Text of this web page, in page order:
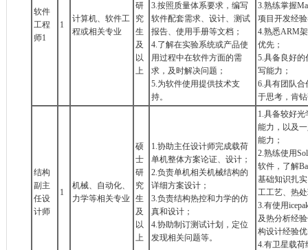
软件
工程
师1
1
计算机、软件工
程或相关专业
研
究
生
及
以
上
3.按照质量体系要求，编写
软件配套需求、设计、测试
报告、使用手册等文档；
4.了解在实验系统或产品使
用过程中在软件方面的需
求，及时解决问题；
5.为软件使用提供技术支
持。
3.熟练掌握
项目开发经
4.熟悉ARM
优先；
5.具备良好
写能力；
6.具有团队
于思考，肯
结构
副主
任设
计师
1
机械、自动化、
力学等相关专业
硕
士
研
究
生
及
以
上
1.协助主任设计师完成载荷
单机整体方案论证、设计；
2.负责单机相关机械结构的
详细方案设计；
3.负责结构热控和力学的仿
真和设计；
4.协助制订测试计划，定位
发现相关问题等。
1.具备较好
能力，以及
能力；
2.熟练使用
软件，了解
基础知识扎
工工艺、热
3.有使用
及热分析经
构设计经验
4.有卫星载